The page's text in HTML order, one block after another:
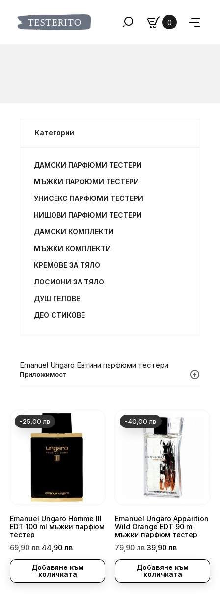
0
Категории
ДАМСКИ ПАРФЮМИ ТЕСТЕРИ
МЪЖКИ ПАРФЮМИ ТЕСТЕРИ
УНИСЕКС ПАРФЮМИ ТЕСТЕРИ
НИШОВИ ПАРФЮМИ ТЕСТЕРИ
ДАМСКИ КОМПЛЕКТИ
МЪЖКИ КОМПЛЕКТИ
КРЕМОВЕ ЗА ТЯЛО
ЛОСИОНИ ЗА ТЯЛО
ДУШ ГЕЛОВЕ
ДЕО СТИКОВЕ
Emanuel Ungaro Евтини парфюми тестери
Приложимост
Emanuel Ungaro Homme III
EDT 100 ml мъжки парфюм
тестер
Редовна
цена
69,90 лв Цена
44,90 лв
Добавяне към
количката
-25,00 лв
Emanuel Ungaro Apparition
Wild Orange EDT 90 ml
мъжки парфюм тестер
Редовна
цена
79,90 лв Цена
39,90 лв
Добавяне към
количката
-40,00 лв